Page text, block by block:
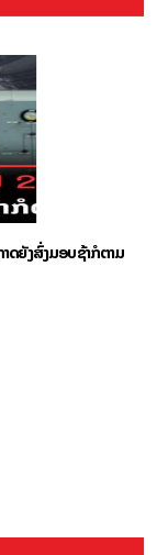
ດຍັງສົ່ງມອບຊ້າກໍຕາມ